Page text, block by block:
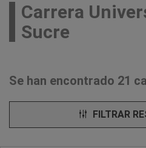
Carrera
Sucre
Se han encontrado 21
FILTRAR